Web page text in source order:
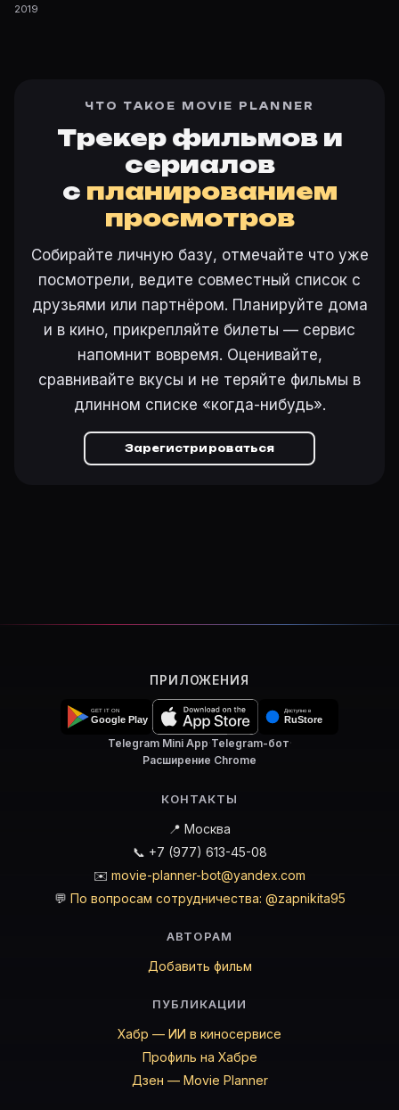
2019
ЧТО ТАКОЕ MOVIE PLANNER
Трекер фильмов и
сериалов
с планированием
просмотров
Собирайте личную базу, отмечайте что уже
посмотрели, ведите совместный список с
друзьями или партнёром. Планируйте дома
и в кино, прикрепляйте билеты — сервис
напомнит вовремя. Оценивайте,
сравнивайте вкусы и не теряйте фильмы в
длинном списке «когда-нибудь».
Зарегистрироваться
ПРИЛОЖЕНИЯ
Telegram Mini App·Telegram-бот·
Расширение Chrome
КОНТАКТЫ
📍 Москва
📞 +7 (977) 613-45-08
✉️ movie-planner-bot@yandex.com
💬 По вопросам сотрудничества: @zapnikita95
АВТОРАМ
Добавить фильм
ПУБЛИКАЦИИ
Хабр — ИИ в киносервисе
Профиль на Хабре
Дзен — Movie Planner